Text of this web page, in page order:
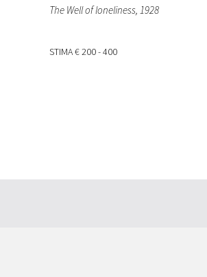
The Well of loneliness, 1928
STIMA€ 200 - 400